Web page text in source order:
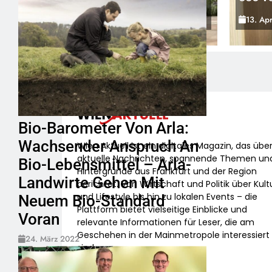
Bio-Barometer Von Arla:
Wachsender Anspruch An
Bio-Lebensmittel – Arla-
Landwirte Gehen Mit
Neuem Bio-Standard
Voran
24. März 2022
/
Des
Rogue PRO-S 525 In Der
Exklusiven Grillfürst-Edition
13. April 2026
13.
Wien Aktuell ist ein digitales Magazin, das über
aktuelle Nachrichten, spannende Themen
Hintergründe aus Frankfurt und der Region
berichtet. Von Wirtschaft und Politik über
und Lifestyle bis hin zu lokalen Events – die
Plattform bietet vielseitige Einblicke und
relevante Informationen für Leser, die am
Geschehen in der Mainmetropole interessiert
sind.